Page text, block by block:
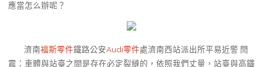
應當怎么辦呢？
濟南福斯零件鐵路公安Audi零件處濟南西站派出所平易近警 閆
震：車體與站臺之間是存在必定裂縫的，依照我們丈量，站臺與高鐵